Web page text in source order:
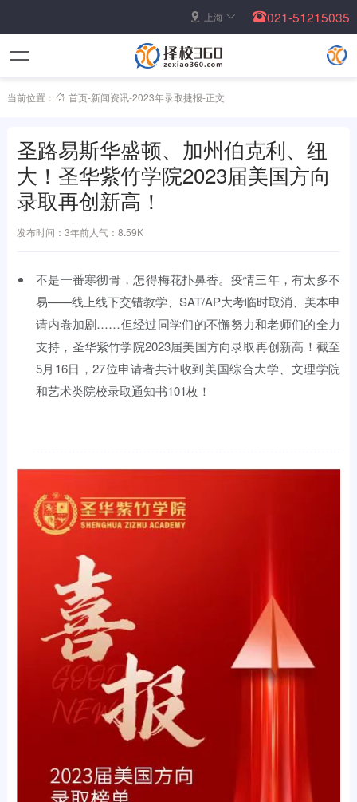
上海 021-51215035
当前位置： 首页-新闻资讯-2023年录取捷报-正文
圣路易斯华盛顿、加州伯克利、纽
大！圣华紫竹学院2023届美国方向
录取再创新高！
发布时间：3年前人气：8.59K
不是一番寒彻骨，怎得梅花扑鼻香。疫情三年，有太多不
易——线上线下交错教学、SAT/AP大考临时取消、美本申
请内卷加剧……但经过同学们的不懈努力和老师们的全力
支持，圣华紫竹学院2023届美国方向录取再创新高！截至
5月16日，27位申请者共计收到美国综合大学、文理学院
和艺术类院校录取通知书101枚！